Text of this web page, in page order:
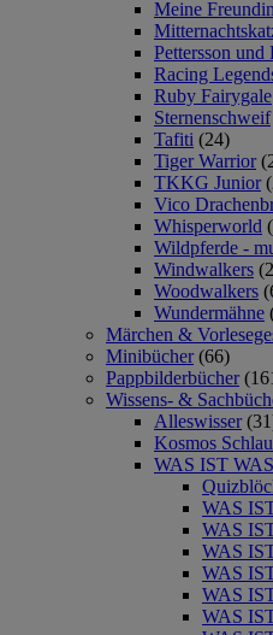
Meine
Pettersson und
Racing
Ruby Fairygale
Sternenschweif
Tafiti (24)
Tiger Warrior
TKKG Junior
Vico
Whisperworld
Wildpferde -
Windwalkers
Woodwalkers
Wundermähne
Märchen &
Minibücher (66)
Pappbilderbücher
Wissens- &
Alleswisser
Kosmos
WAS IST WAS
WAS
WAS
WAS
WAS
WAS
WAS